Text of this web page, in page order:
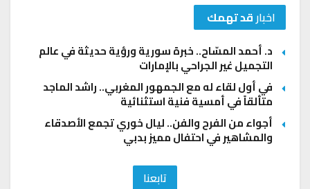
اخبارقد تهمك
د. أحمد المسّاح.. خبرة سورية ورؤية حديثة في عالم
التجميل غير الجراحي بالإمارات
في أول لقاء له مع الجمهور المغربي.. راشد الماجد
متألقاً في أمسية فنية استثنائية
أجواء من الفرح والفن.. ليال خوري تجمع الأصدقاء
والمشاهير في احتفال مميز بدبي
تابعنا